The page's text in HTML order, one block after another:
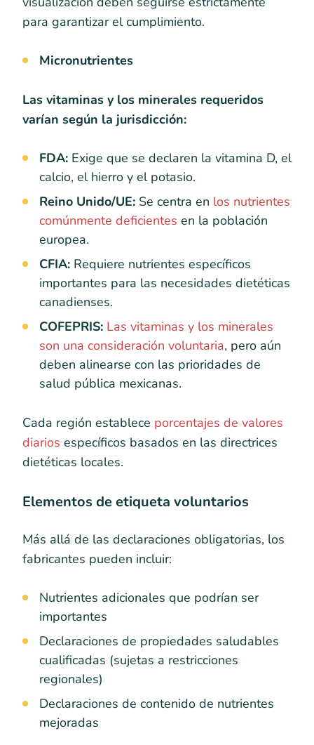
para garantizar el cumplimiento.
Micronutrientes
Las vitaminas y los minerales requeridos
varían según la jurisdicción:
FDA: Exige que se declaren la vitamina D, el
calcio, el hierro y el potasio.
Reino Unido/UE: Se centra en los nutrientes
comúnmente deficientes en la población
europea.
CFIA: Requiere nutrientes específicos
importantes para las necesidades dietéticas
canadienses.
COFEPRIS: Las vitaminas y los minerales
son una consideración voluntaria, pero aún
deben alinearse con las prioridades de
salud pública mexicanas.
Cada región establece porcentajes de valores
diarios específicos basados en las directrices
dietéticas locales.
Elementos de etiqueta voluntarios
Más allá de las declaraciones obligatorias, los
fabricantes pueden incluir:
Nutrientes adicionales que podrían ser
importantes
Declaraciones de propiedades saludables
cualificadas (sujetas a restricciones
regionales)
Declaraciones de contenido de nutrientes
mejoradas